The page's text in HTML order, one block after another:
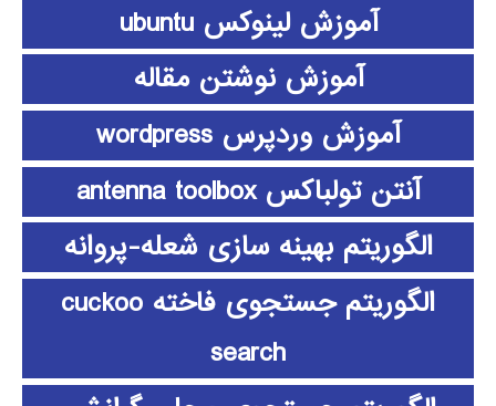
آموزش لینوکس ubuntu
آموزش نوشتن مقاله
آموزش وردپرس wordpress
آنتن تولباکس antenna toolbox
الگوریتم بهینه سازی شعله-پروانه
الگوریتم جستجوی فاخته cuckoo
search